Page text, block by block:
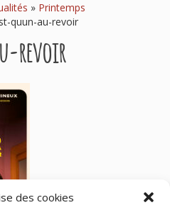
des cookies
» Printemps
quun-au-revoir
revoir